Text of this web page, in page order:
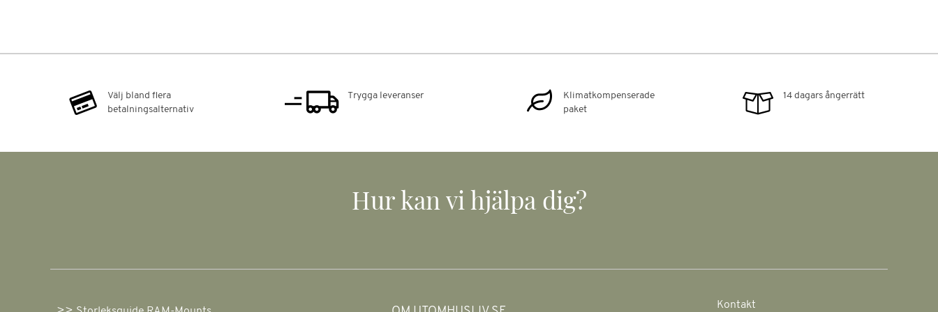
Välj bland flera
betalningsalternativ
Trygga leveranser
Klimatkompenserade
paket
14 dagars ångerrätt
Hur kan vi hjälpa dig?
Kontakt